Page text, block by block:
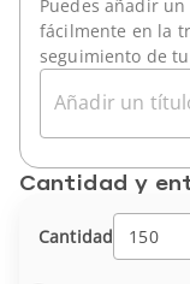
Puedes añadir
fácilmente en la
seguimiento de
Añadir un
Cantidad y
Cantidad